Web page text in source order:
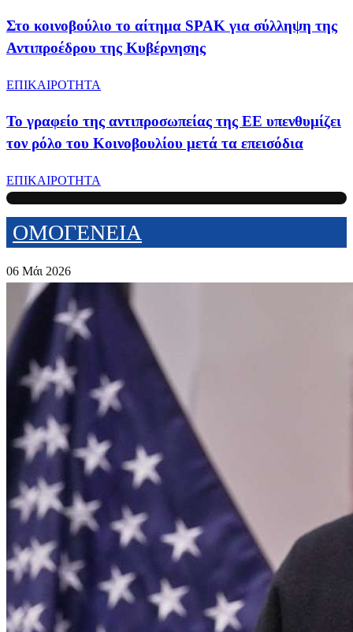
Στο κοινοβούλιο το αίτημα SPAK για σύλληψη της
Αντιπροέδρου της Κυβέρνησης
ΕΠΙΚΑΙΡΟΤΗΤΑ
Το γραφείο της αντιπροσωπείας της ΕΕ υπενθυμίζει
τον ρόλο του Κοινοβουλίου μετά τα επεισόδια
ΕΠΙΚΑΙΡΟΤΗΤΑ
ΟΜΟΓΕΝΕΙΑ
06 Μάι 2026